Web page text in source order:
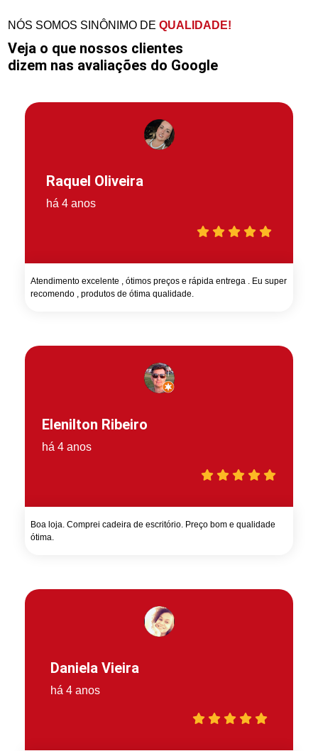
NÓS SOMOS SINÔNIMO DEQUALIDADE!
Veja o que nossos clientes
dizem nas avaliações do Google
Raquel Oliveira
há 4 anos
Atendimento excelente , ótimos preços e rápida entrega . Eu super
recomendo , produtos de ótima qualidade.
Elenilton Ribeiro
há 4 anos
Boa loja. Comprei cadeira de escritório. Preço bom e qualidade
ótima.
Daniela Vieira
há 4 anos